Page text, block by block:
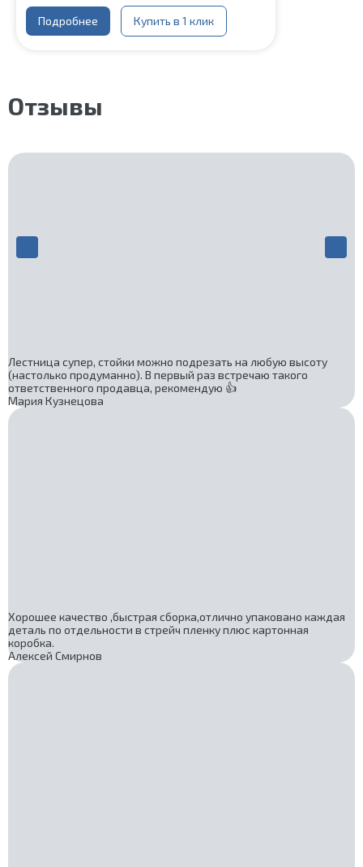
Угол наклона:45°
Ширина марша:
900 мм
Глубина ступени:
300 мм
Подробнее Купить в 1 клик
Отзывы
Лестница супер, стойки можно подрезать на любую высоту
(настолько продуманно). В первый раз встречаю такого
ответственного продавца, рекомендую 👍
Мария Кузнецова
Хорошее качество ,быстрая сборка,отлично упаковано каждая
деталь по отдельности в стрейч пленку плюс картонная
коробка.
Алексей Смирнов